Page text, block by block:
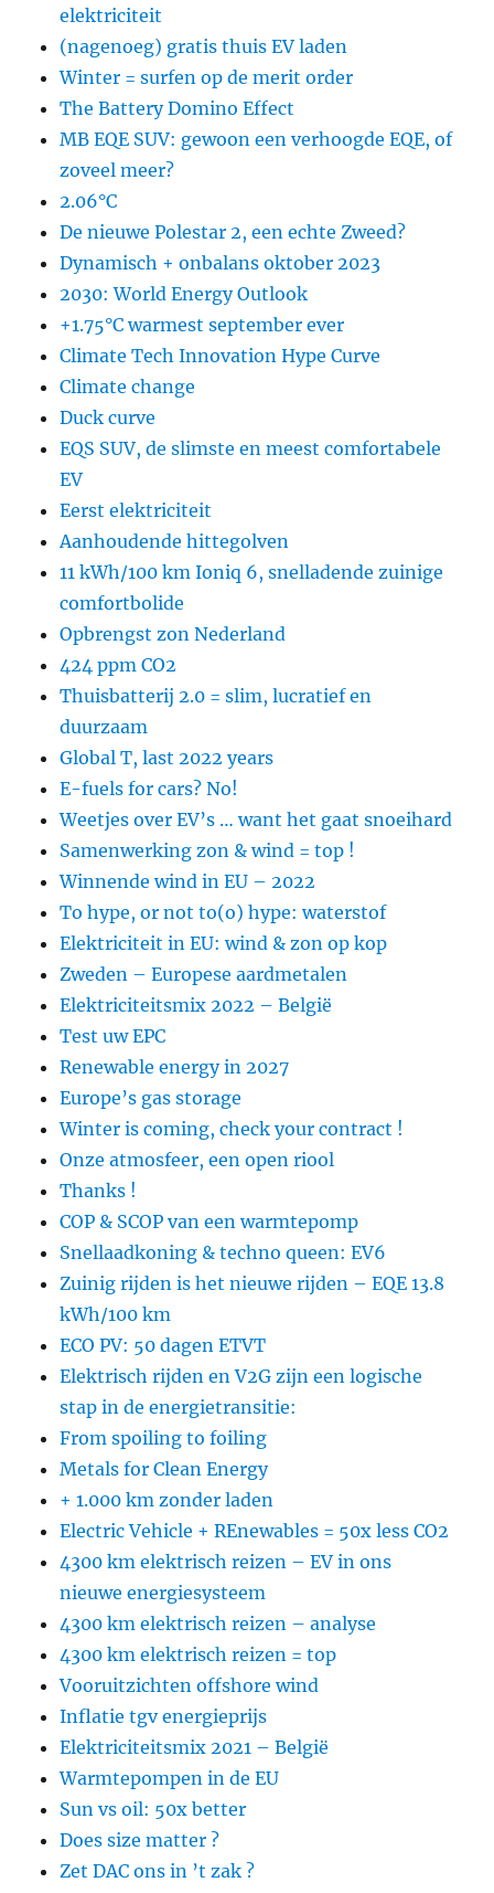
elektriciteit
(nagenoeg) gratis thuis EV laden
Winter = surfen op de merit order
The Battery Domino Effect
MB EQE SUV: gewoon een verhoogde EQE, of
zoveel meer?
2.06°C
De nieuwe Polestar 2, een echte Zweed?
Dynamisch + onbalans oktober 2023
2030: World Energy Outlook
+1.75°C warmest september ever
Climate Tech Innovation Hype Curve
Climate change
Duck curve
EQS SUV, de slimste en meest comfortabele
EV
Eerst elektriciteit
Aanhoudende hittegolven
11 kWh/100 km Ioniq 6, snelladende zuinige
comfortbolide
Opbrengst zon Nederland
424 ppm CO2
Thuisbatterij 2.0 = slim, lucratief en
duurzaam
Global T, last 2022 years
E-fuels for cars? No!
Weetjes over EV’s … want het gaat snoeihard
Samenwerking zon & wind = top !
Winnende wind in EU – 2022
To hype, or not to(o) hype: waterstof
Elektriciteit in EU: wind & zon op kop
Zweden – Europese aardmetalen
Elektriciteitsmix 2022 – België
Test uw EPC
Renewable energy in 2027
Europe’s gas storage
Winter is coming, check your contract !
Onze atmosfeer, een open riool
Thanks !
COP & SCOP van een warmtepomp
Snellaadkoning & techno queen: EV6
Zuinig rijden is het nieuwe rijden – EQE 13.8
kWh/100 km
ECO PV: 50 dagen ETVT
Elektrisch rijden en V2G zijn een logische
stap in de energietransitie:
From spoiling to foiling
Metals for Clean Energy
+ 1.000 km zonder laden
Electric Vehicle + REnewables = 50x less CO2
4300 km elektrisch reizen – EV in ons
nieuwe energiesysteem
4300 km elektrisch reizen – analyse
4300 km elektrisch reizen = top
Vooruitzichten offshore wind
Inflatie tgv energieprijs
Elektriciteitsmix 2021 – België
Warmtepompen in de EU
Sun vs oil: 50x better
Does size matter ?
Zet DAC ons in ’t zak ?